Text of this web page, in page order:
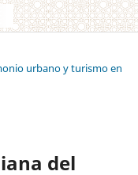
urbano y turismo en
del